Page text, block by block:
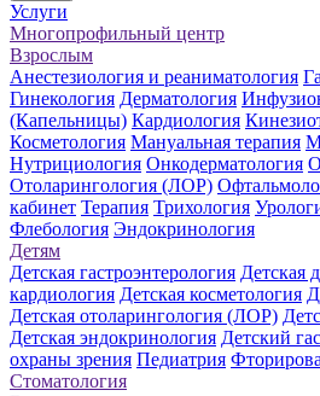
Услуги
Многопрофильный центр
Взрослым
Анестезиология и реаниматология
Гинекология Дерматология
(Капельницы) Кардиология
Косметология Мануальная терапия
Нутрициология Онкодерматология
Отоларингология (ЛОР)
кабинет Терапия Трихология
Флебология Эндокринология
Детям
Детская гастроэнтерология Детская
кардиология Детская косметология
Детская отоларингология (ЛОР)
Детская эндокринология Детский
охраны зрения Педиатрия
Стоматология